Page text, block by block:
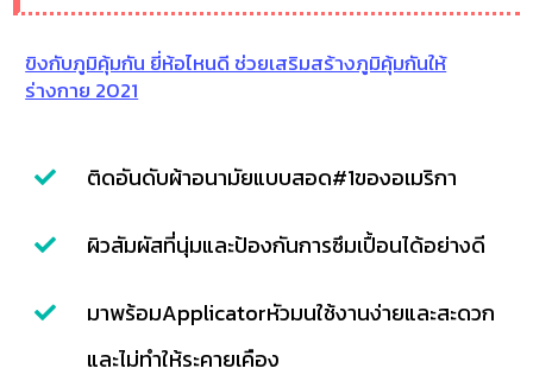
ขิงกับภูมิคุ้มกัน ยี่ห้อไหนดี ช่วยเสริมสร้างภูมิคุ้มกันให้
ร่างกาย 2021
ติดอันดับผ้าอนามัยแบบสอด#1ของอเมริกา
ผิวสัมผัสที่นุ่มและป้องกันการซึมเปื้อนได้อย่างดี
มาพร้อมApplicatorหัวมนใช้งานง่ายและสะดวก
และไม่ทำให้ระคายเคือง